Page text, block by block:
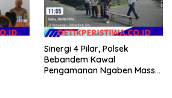
Sinergi 4 Pilar, Polsek
Bebandem Kawal
Pengamanan Ngaben Massal